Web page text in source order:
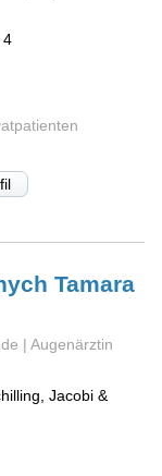
4
Tamara
| Augenärztin
Jacobi &